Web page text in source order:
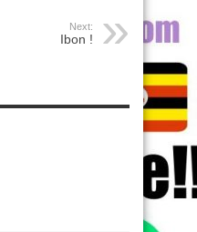
Next:
Ibon !